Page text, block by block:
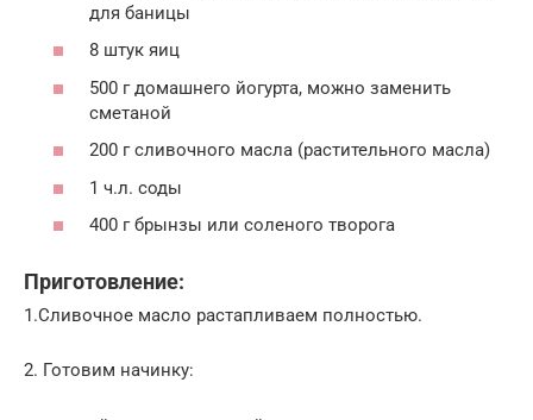
для баницы
8 штук яиц
500 г домашнего йогурта, можно заменить
сметаной
200 г сливочного масла (растительного масла)
1 ч.л. соды
400 г брынзы или соленого творога
Приготовление:
1.Сливочное масло растапливаем полностью.
2. Готовим начинку: